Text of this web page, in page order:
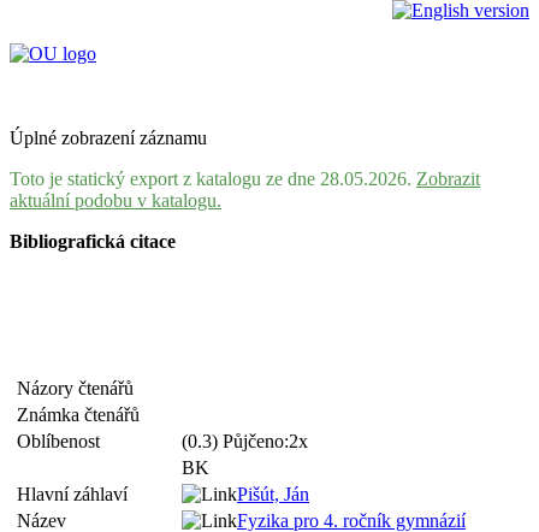
Úplné zobrazení záznamu
Toto je statický export z katalogu ze dne 28.05.2026. Zobrazit
aktuální podobu v katalogu.
Bibliografická citace
Názory čtenářů
Známka čtenářů
Oblíbenost
(0.3) Půjčeno:2x
BK
Hlavní záhlaví
Pišút, Ján
Název
Fyzika pro 4. ročník gymnázií